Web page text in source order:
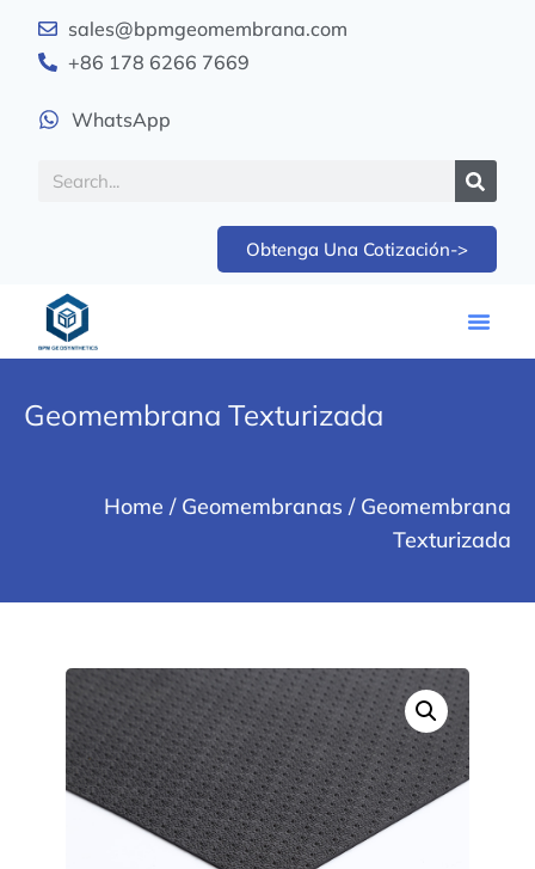
sales@bpmgeomembrana.com
+86 178 6266 7669
WhatsApp
Obtenga Una Cotización->
Geomembrana Texturizada
Home / Geomembranas / Geomembrana
Texturizada